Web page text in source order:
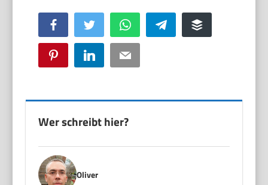
Facebook Twitter WhatsApp Telegram Buffer
Pinterest LinkedIn Email
Wer schreibt hier?
Oliver